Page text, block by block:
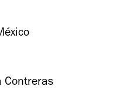
Contreras